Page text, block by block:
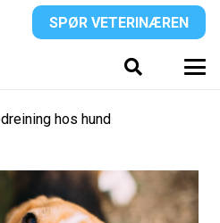
SPØR VETERINÆREN
hos hund